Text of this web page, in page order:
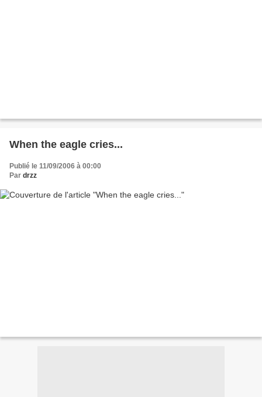
When the eagle cries...
Publié le 11/09/2006 à 00:00
Par drzz